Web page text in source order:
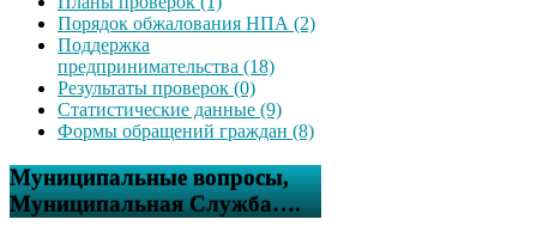
Порядок обжалования НПА (2)
Поддержка
предпринимательства (18)
Результаты проверок (0)
Статистические данные (9)
Формы обращений граждан (8)
Муниципальные вопросы,
Муниципальная Служба….